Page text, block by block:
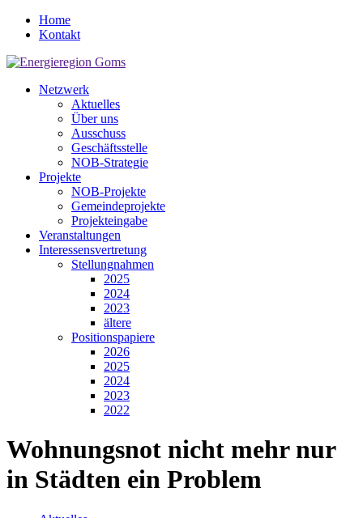
Home
Kontakt
Netzwerk
Aktuelles
Über uns
Ausschuss
Geschäftsstelle
NOB-Strategie
Projekte
NOB-Projekte
Gemeindeprojekte
Projekteingabe
Veranstaltungen
Interessensvertretung
Stellungnahmen
2025
2024
2023
ältere
Positionspapiere
2026
2025
2024
2023
2022
Wohnungsnot nicht mehr nur
in Städten ein Problem